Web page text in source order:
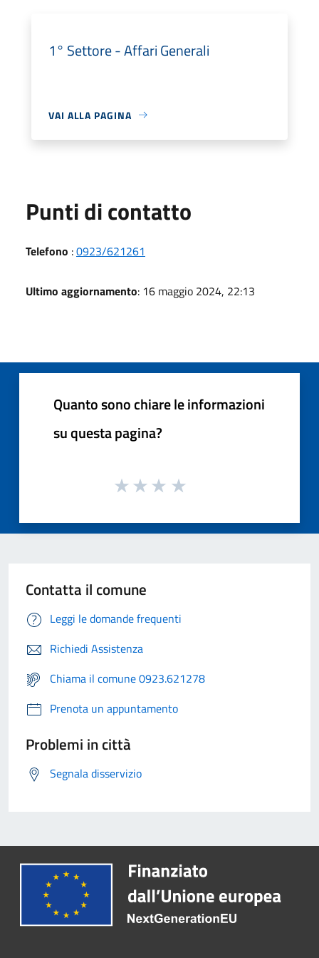
1° Settore - Affari Generali
VAI ALLA PAGINA
Punti di contatto
Telefono :0923/621261
Ultimo aggiornamento: 16 maggio 2024, 22:13
Quanto sono chiare le informazioni
su questa pagina?
Contatta il comune
Leggi le domande frequenti
Richiedi Assistenza
Chiama il comune 0923.621278
Prenota un appuntamento
Problemi in città
Segnala disservizio